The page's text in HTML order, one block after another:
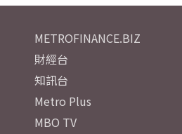
METROFINANCE.BIZ
財經台
知訊台
Metro Plus
MBO TV